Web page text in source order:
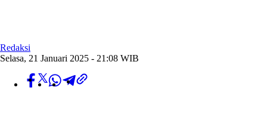
Redaksi
Selasa, 21 Januari 2025 - 21:08 WIB